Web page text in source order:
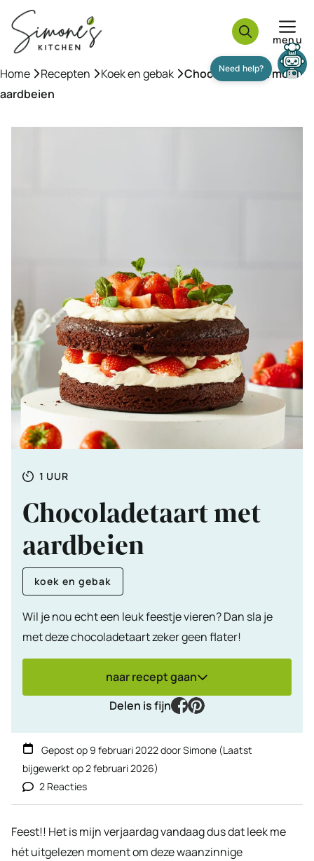
naar
inhoud
menu
Home »Recepten »Koek en gebak »Chocoladetaart met
aardbeien
Totale
1 UUR
UUR
Chocoladetaart met
aardbeien
koek en gebak
Wil je nou echt een leuk feestje vieren? Dan sla je
met deze chocoladetaart zeker geen flater!
naar recept gaan
Delen is fijn
facebook
pinterest
Gepost op 9 februari 2022doorSimone (Laatst
bijgewerkt op2 februari 2026)
2 Reacties
Feest!! Het is mijn verjaardag vandaag dus dat leek me
hét uitgelezen moment om deze waanzinnige